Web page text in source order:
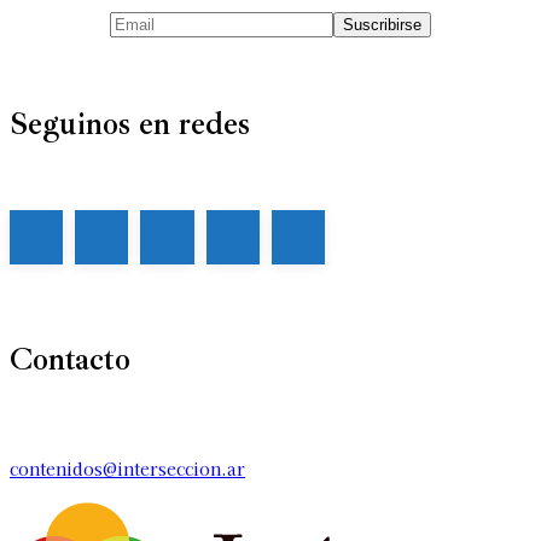
Seguinos en redes
Contacto
contenidos@interseccion.ar